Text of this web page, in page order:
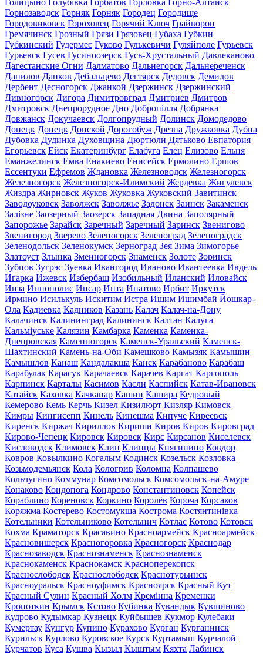
Голицыно Голубівка Горбатов Горловка Горно-Алтайск
Горнозаводск Горняк Горняк Городец Городище
Городовиковск Гороховец Горячий Ключ Грайворон
Гремячинск Грозный Грязи Грязовец Губаха Губкин
Губкинский Гудермес Гуково Гулькевичи Гуляйполе Гурьевск
Гурьевск Гусев Гусиноозерск Гусь-Хрустальный Давлеканово
Дагестанские Огни Далматово Дальнегорск Дальнереченск
Данилов Данков Дебальцево Дегтярск Дедовск Демидов
Дербент Десногорск Джанкой Дзержинск Дзержинский
Дивногорск Дигора Димитровград Дмитриев Дмитров
Дмитровск Днепрорудное Дно Добропілля Добрянка
Довжанск Докучаевск Долгопрудный Долинск Домодедово
Донецк Донецк Донской Дорогобуж Дрезна Дружковка Дубна
Дубовка Дудинка Духовщина Дюртюли Дятьково Евпатория
Егорьевск Ейск Екатеринбург Елабуга Елец Елизово Ельня
Еманжелинск Емва Енакиево Енисейск Ермолино Ершов
Ессентуки Ефремов Ждановка Железноводск Железногорск
Железногорск Железногорск-Илимский Жердевка Жигулевск
Жиздра Жирновск Жуков Жуковка Жуковский Завитинск
Заводоуковск Заволжск Заволжье Задонск Заинск Закаменск
Залізне Заозерный Заозерск Западная Двина Заполярный
Запорожье Зарайск Заречный Заречный Заринск Звенигово
Звенигород Зверево Зеленогорск Зеленоград Зеленоградск
Зеленодольск Зеленокумск Зерноград Зея Зима Зимогорье
Златоуст Злынка Змеиногорск Знаменск Золоте Зоринск
Зубцов Зугрэс Зуевка Ивангород Иваново Ивантеевка Ивдель
Игарка Ижевск Избербаш Изобильный Иланский Иловайск
Инза Иннополис Инсар Инта Ипатово Ирбит Иркутск
Ирмино Исилькуль Искитим Истра Ишим Ишимбай Йошкар-
Ола Кадиевка Кадников Казань Калач Калач-на-Дону
Калачинск Калининград Калининск Калтан Калуга
Кальміуське Калязин Камбарка Каменка Каменка-
Днепровская Каменногорск Каменск-Уральский Каменск-
Шахтинский Камень-на-Оби Камешково Камызяк Камышин
Камышлов Канаш Кандалакша Канск Карабаново Карабаш
Карабулак Карасук Карачаевск Карачев Каргат Каргополь
Карпинск Карталы Касимов Касли Каспийск Катав-Ивановск
Катайск Каховка Качканар Кашин Кашира Кедровый
Кемерово Кемь Керчь Кизел Кизилюрт Кизляр Кимовск
Кимры Кингисепп Кинель Кинешма Кипуче Киреевск
Киренск Киржач Кириллов Кириши Киров Киров Кировград
Кирово-Чепецк Кировск Кировск Кирс Кирсанов Киселевск
Кисловодск Климовск Клин Клинцы Княгинино Ковдор
Ковров Ковылкино Когалым Кодинск Козельск Козловка
Козьмодемьянск Кола Кологрив Коломна Колпашево
Кольчугино Коммунар Комсомольск Комсомольск-на-Амуре
Конаково Кондопога Кондрово Константиновск Копейск
Кораблино Кореновск Коркино Королёв Короча Корсаков
Коряжма Костерево Костомукша Кострома Костянтинівка
Котельники Котельниково Котельнич Котлас Котово Котовск
Кохма Краматорск Красавино Красноармейск Красноармейск
Красновишерск Красногоровка Красногорск Краснодар
Краснозаводск Краснознаменск Краснознаменск
Краснокаменск Краснокамск Красноперекопск
Краснослободск Краснослободск Краснотурьинск
Красноуральск Красноуфимск Красноярск Красный Кут
Красный Сулин Красный Холм Кремінна Кременки
Кропоткин Крымск Кстово Кубинка Кувандык Кувшиново
Кудрово Кудымкар Кузнецк Куйбышев Кукмор Кулебаки
Кумертау Кунгур Купино Курахово Курган Курганинск
Курильск Курлово Куровское Курск Куртамыш Курчалой
Курчатов Куса Кушва Кызыл Кыштым Кяхта Лабинск